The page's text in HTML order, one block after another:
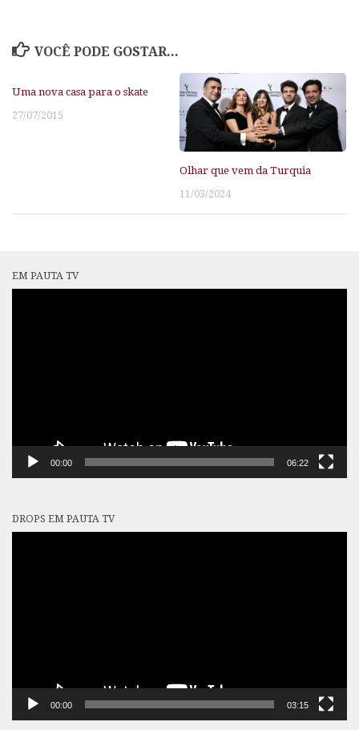
VOCÊ PODE GOSTAR...
Uma nova casa para o skate
27/07/2015
Olhar que vem da Turquia
11/03/2024
EM PAUTA TV
00:00 06:22
DROPS EM PAUTA TV
00:00 03:15